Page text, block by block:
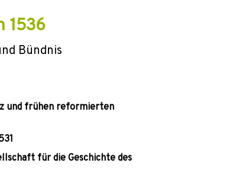
1536
Bündnis
und frühen reformierten
für die Geschichte des